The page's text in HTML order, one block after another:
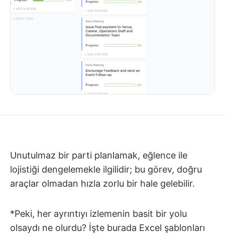
Unutulmaz bir parti planlamak, eğlence ile
lojistiği dengelemekle ilgilidir; bu görev, doğru
araçlar olmadan hızla zorlu bir hale gelebilir.
*Peki, her ayrıntıyı izlemenin basit bir yolu
olsaydı ne olurdu? İşte burada Excel şablonları